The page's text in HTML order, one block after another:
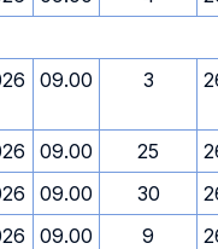
09.00 3
09.00 25
09.00 30
09.00 9